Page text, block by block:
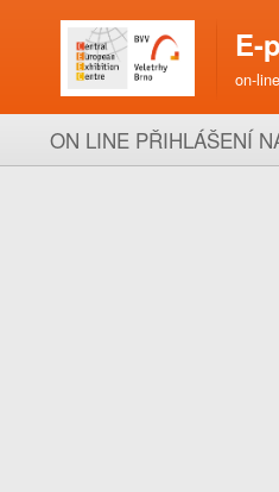
E-
on-
ON LINE PŘIHLÁŠENÍ